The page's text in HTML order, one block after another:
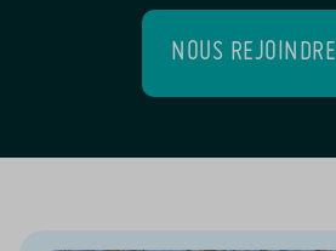
NOUS REJOINDRE